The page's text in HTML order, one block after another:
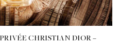
CHRISTIAN DIOR –